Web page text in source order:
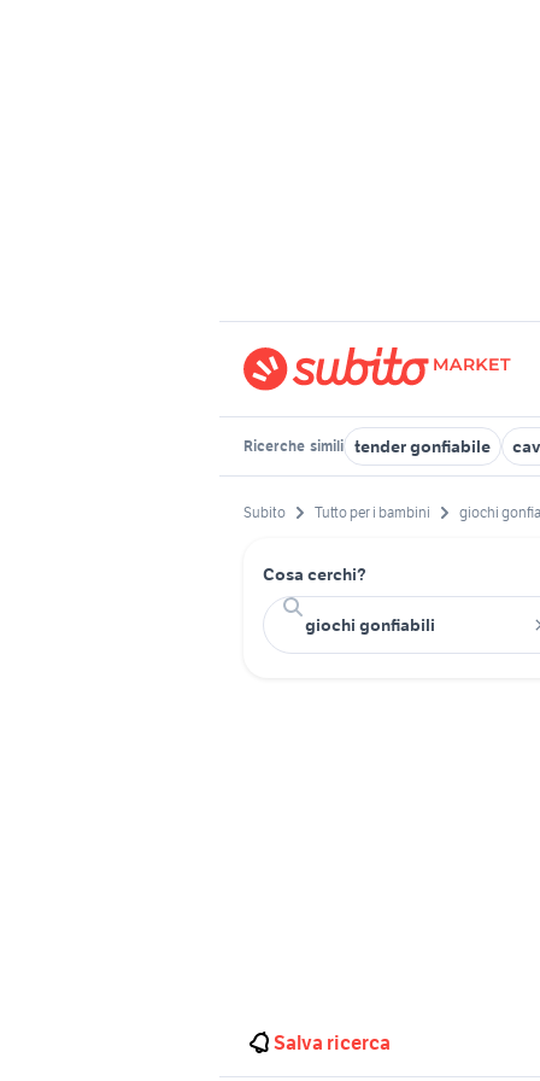
Ricerche simili tender gonfiabile
Subito Tutto per i bambini giochi
Cosa cerchi?
Salva ricerca